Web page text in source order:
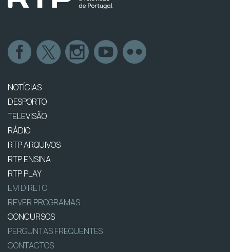
NOTÍCIAS
DESPORTO
TELEVISÃO
RÁDIO
RTP ARQUIVOS
RTP ENSINA
RTP PLAY
EM DIRETO
REVER PROGRAMAS
CONCURSOS
PERGUNTAS FREQUENTES
CONTACTOS